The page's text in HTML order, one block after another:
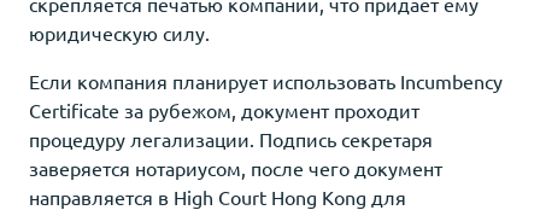
юридическую силу.
Если компания планирует использовать Incumbency
Certificate за рубежом, документ проходит
процедуру легализации. Подпись секретаря
заверяется нотариусом, после чего документ
направляется в High Court Hong Kong для